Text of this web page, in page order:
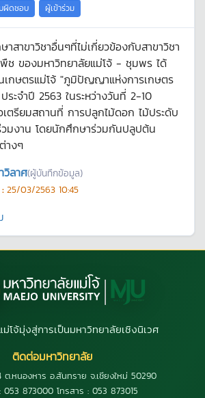
ผิดชอบ ผู้เข้าร่วม
สาขาวิชาอื่นๆที่ไม่เกี่ยวข้องกับสาขาวิชา
พืช ของมหาวิทยาลัยแม่โจ้ - ชุมพร ได้
เกษตรแม่โจ้ "ภูมิปัญญาแห่งการเกษตร
ะจำปี 2563 ในระหว่างวันที่ 2-10
ตรียมสถานที่ การปลูกไม้ดอก ไม้ประดับ
วมงาน โดยนักศึกษาร่วมกันปลูปต้น
างๆ
วิลาศ(ผู้บันทึกข้อมูล)
25/03/2563 10:45
โจ้มุ่งสู่การเป็นมหาวิทยาลัยเชิงนิเวศ
ติดต่อมหาวิทยาลัย
.หนองหาร อ.สันทราย จ.เชียงใหม่ 50290
053 873000 โทรสาร : 053 873015